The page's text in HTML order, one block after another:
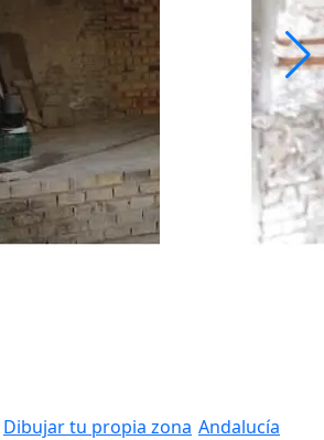
Dibujar tu propia zona Andalucía